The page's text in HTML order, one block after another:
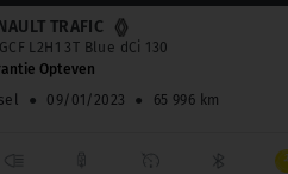
TRAFIC
L2H1 3T Blue dCi 130
Opteven
● 09/01/2023 ● 65 996 km